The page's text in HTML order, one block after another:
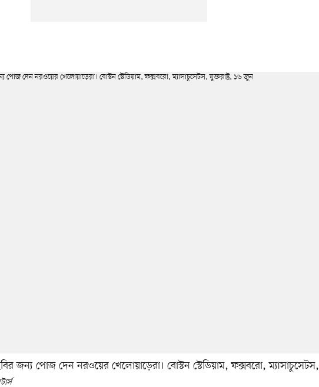
জন্য পোজ দেন নরওয়ের খেলোয়াড়েরা। বোস্টন স্টেডিয়াম, ফক্সবরো, ম্যাসাচুসেটস,